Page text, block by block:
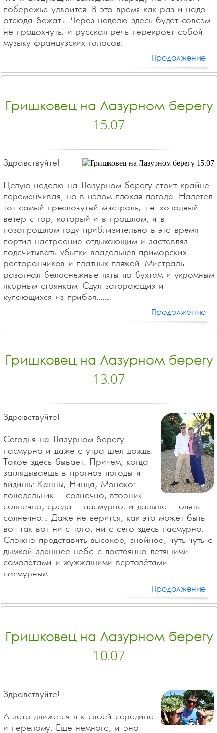
побережье удвоится. В это время как раз и надо
отсюда бежать. Через неделю здесь будет совсем
не продохнуть, и русская речь перекроет собой
музыку французских голосов.
Продолжение
Гришковец на Лазурном берегу
15.07
Здравствуйте!
Целую неделю на Лазурном берегу стоит крайне
переменчивая, но в целом плохая погода. Налетел
тот самый пресловутый мистраль, т.е. холодный
ветер с гор, который и в прошлом, и в
позапрошлом году приблизительно в это время
портил настроение отдыхающим и заставлял
подсчитывать убытки владельцев приморских
ресторанчиков и платных пляжей. Мистраль
разогнал белоснежные яхты по бухтам и укромным
якорным стоянкам. Сдул загорающих и
купающихся из прибоя........
Продолжение
Гришковец на Лазурном берегу
13.07
Здравствуйте!
Сегодня на Лазурном берегу
пасмурно и даже с утра шёл дождь.
Такое здесь бывает. Причём, когда
заглядываешь в прогноз погоды и
видишь: Канны, Ницца, Монако:
понедельник – солнечно, вторник –
солнечно, среда – пасмурно, и дальше – опять
солнечно… Даже не верится, как это может быть
вот так вот ни с того, ни с сего здесь пасмурно.
Сложно представить высокое, знойное, чуть-чуть с
дымкой здешнее небо с постоянно летящими
самолётами и жужжащими вертолётами
пасмурным…
Продолжение
Гришковец на Лазурном берегу
10.07
Здравствуйте!
А лето движется в к своей середине
и перелому. Ещё немного, и оно